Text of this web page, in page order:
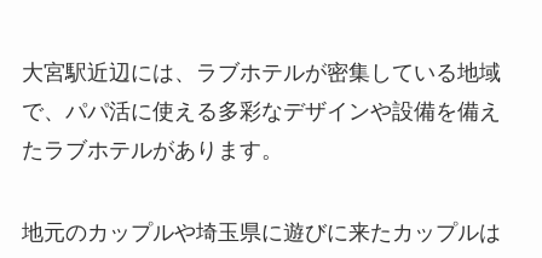
大宮駅近辺には、ラブホテルが密集している地域
で、パパ活に使える多彩なデザインや設備を備え
たラブホテルがあります。
地元のカップルや埼玉県に遊びに来たカップルは